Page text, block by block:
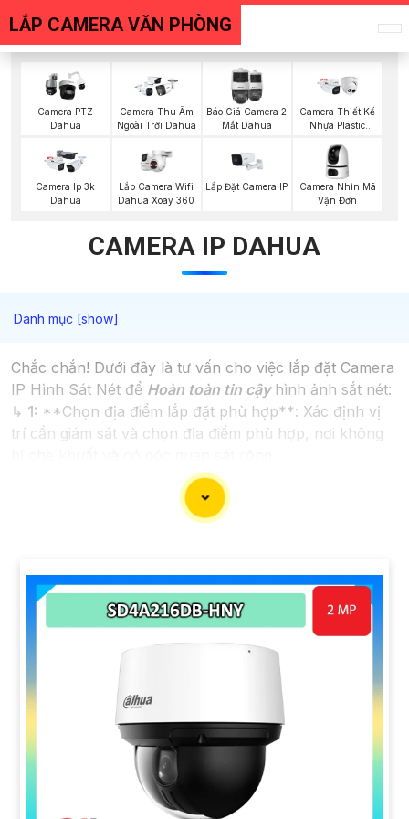
LẮP CAMERA VĂN PHÒNG
Camera PTZ
Dahua
Camera Thu Âm
Ngoài Trời Dahua
Báo Giá Camera 2
Mắt Dahua
Camera Thiết Kế
Nhựa Plastic
Camera Ip 3k
Dahua
Lắp Camera Wifi
Dahua Xoay 360
Lắp Đặt Camera IP
Camera Nhìn Mã
Vận Đơn
CAMERA IP DAHUA
Chắc chắn! Dưới đây là tư vấn cho việc lắp đặt Camera
IP Hình Sát Nét để Hoàn toàn tin cậyhình ảnh sắt nét:
↳ 1: **Chọn địa điểm lắp đặt phù hợp**: Xác định vị
trí cần giám sát và chọn địa điểm phù hợp, nơi không
**Chọn camera chất lượng**: Chọn camera IP có
độ phân giải cao, ít nhất là 1080p để
không gây giựt lag.
4: **Điều chỉnh góc quay và zoom**: Cân nhắc điều
chỉnh góc quay của camera sao cho phủ đầy đủ khu
vực cần quan sát và thử nghiệm chất lượng hình ảnh
sau khi lắp đặt xong.
📷5:
**Bảo mật thông tin**: Đảm bảo camera IP được
thiết lập bảo mật mạnh, như đổi mật khẩu mặc định và
cập nhật phần mềm thường xuyên.
🤖️6:
**Lưu trữ dữ liệu**: Xác định phương pháp lưu
trữ hình ảnh, có thể lưu trữ trên đám mây hoặc thiết bị